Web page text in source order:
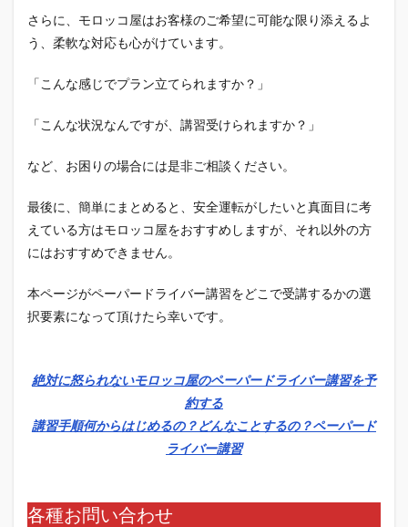
さらに、モロッコ屋はお客様のご希望に可能な限り添えるよ
う、柔軟な対応も心がけています。
「こんな感じでプラン立てられますか？」
「こんな状況なんですが、講習受けられますか？」
など、お困りの場合には是非ご相談ください。
最後に、簡単にまとめると、安全運転がしたいと真面目に考
えている方はモロッコ屋をおすすめしますが、それ以外の方
にはおすすめできません。
本ページがペーパードライバー講習をどこで受講するかの選
択要素になって頂けたら幸いです。
絶対に怒られないモロッコ屋のペーパードライバー講習を予
約する
講習手順何からはじめるの？どんなことするの？ペーパード
ライバー講習
各種お問い合わせ